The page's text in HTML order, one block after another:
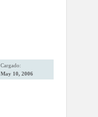
Cargado:
May 10, 2006